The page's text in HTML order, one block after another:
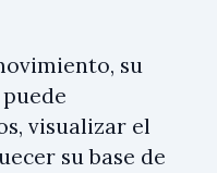
su
visualizar el
su base de